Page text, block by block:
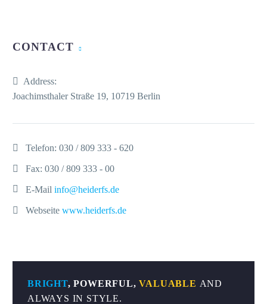
CONTACT
Address:
Joachimsthaler Straße 19, 10719 Berlin
Telefon: 030 / 809 333 - 620
Fax: 030 / 809 333 - 00
E-Mail info@heiderfs.de
Webseite www.heiderfs.de
BRIGHT, POWERFUL,VALUABLE AND
ALWAYS IN STYLE.